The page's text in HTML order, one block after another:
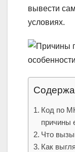
вывести
условиях.
Код по
причины
Что
Как